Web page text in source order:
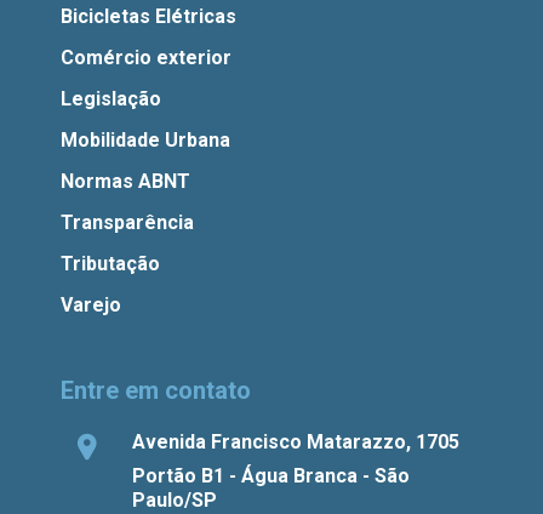
Bicicletas Elétricas
Comércio exterior
Legislação
Mobilidade Urbana
Normas ABNT
Transparência
Tributação
Varejo
Entre em contato
Avenida Francisco Matarazzo, 1705
Portão B1 - Água Branca - São
Paulo/SP